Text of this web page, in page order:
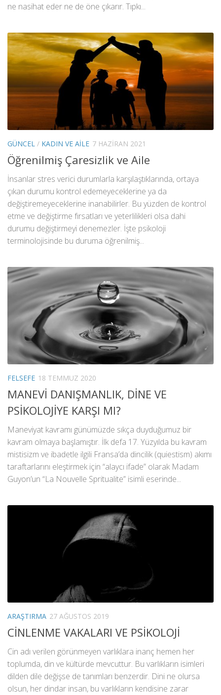
ne nasihat eder ne de öne çıkarır. Tıpkı...
GÜNCEL / KADIN VE AILE 7 HAZIRAN 2021
Öğrenilmiş Çaresizlik ve Aile
İnsanlar stres verici durumlarla karşılaştıklarında, ortaya
çıkan durumu kontrol edemeyeceklerine ya da
değiştiremeyeceklerine inanabilirler. Bu yüzden de kontrol
etme ve değiştirme fırsatları ve yeterlilikleri olsa dahi
durumu değiştirmeyi denemezler. İşte psikoloji
terminolojisinde bu duruma öğrenilmiş...
FELSEFE 18 TEMMUZ 2020
MANEVİ DANIŞMANLIK, DİNE VE
PSİKOLOJİYE KARŞI MI?
Maneviyat kavramı günümüzde sıkça duyduğumuz bir
kavram olmaya başlamıştır. İlk defa 17. Yüzyılda bu kavram
mistisizm ve ibadetle ilgili Fransa’da dincilik (quiestism) akımı
taraftarlarını eleştirmek için “alaycı ifade” olarak Madam
Guyon’un “La Nouvelle Spritualite” isimli eserinde...
ARAŞTIRMA 27 AĞUSTOS 2019
CİNLENME VAKALARI VE PSİKOLOJİ
Cin adı verilen görünmeyen varlıklara inanç hemen her
toplumda, din ve kültürde mevcuttur. Bu varlıkların isimleri
dilden dile değişse de tanımları benzerdir. Dini ne olursa
olsun, her dindar insan, bu varlıkların kendisine zarar